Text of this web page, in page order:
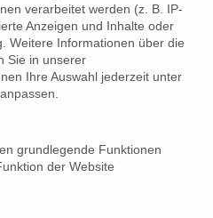
Babylon Mitte in
läuft “Wadans Welt – Von der
Mitte in Berlin: morgen, 13.
verarbeitet werden (z. B. IP-
Anzeigen und Inhalte oder
Weitere Informationen über die
Sie in unserer
Ihre Auswahl jederzeit unter
grundlegende Funktionen
der Website